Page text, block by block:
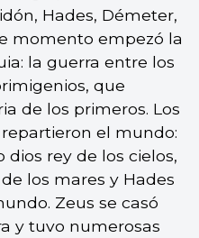
Hades, Démeter,
momento empezó la
la guerra entre los
que
de los primeros. Los
el mundo:
dios rey de los cielos,
los mares y Hades
Zeus se casó
y tuvo numerosas